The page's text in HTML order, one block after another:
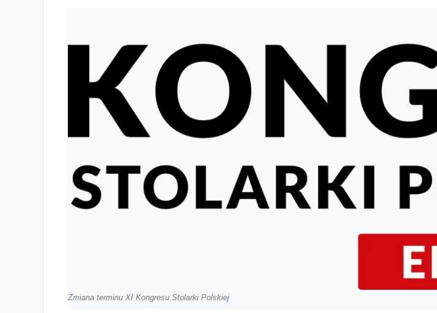
Zmiana terminu XI Kongresu Stolarki Polskiej